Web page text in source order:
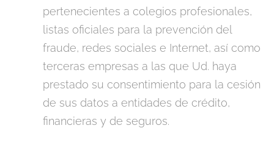
pertenecientes a colegios profesionales,
listas oficiales para la prevención del
fraude, redes sociales e Internet, así como
terceras empresas a las que Ud. haya
prestado su consentimiento para la cesión
de sus datos a entidades de crédito,
financieras y de seguros.